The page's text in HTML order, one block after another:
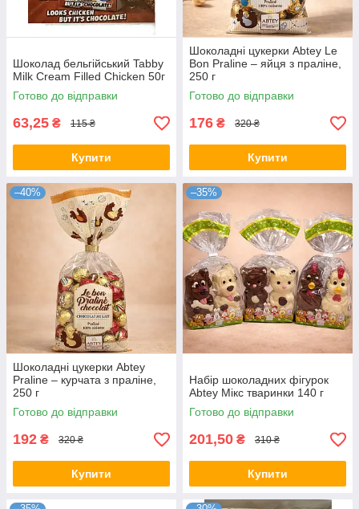
Шоколад бельгійський Tabby
Milk Cream Filled Chicken 50г
Готово до відправки
63,25 ₴ 115 ₴
Купити
Шоколадні цукерки Abtey Le
Bon Praline – яйця з праліне,
250 г
Готово до відправки
176 ₴ 320 ₴
Купити
–40%
Шоколадні цукерки Abtey
Praline – курчата з праліне,
250 г
Готово до відправки
192 ₴ 320 ₴
Купити
–35%
Набір шоколадних фігурок
Abtey Мікс тваринки 140 г
Готово до відправки
201,50 ₴ 310 ₴
Купити